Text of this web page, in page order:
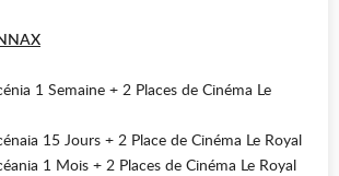
1 Semaine + 2 Places de Cinéma Le
15 Jours + 2 Place de Cinéma Le Royal
1 Mois + 2 Places de Cinéma Le Royal